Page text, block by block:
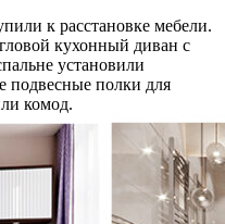
к расстановке мебели.
кухонный диван с
установили
подвесные полки для
комод.